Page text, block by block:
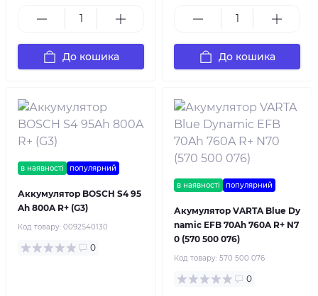
До кошика До кошика
в наявності популярний
Аккумулятор BOSCH S4 95
Ah 800A R+ (G3)
Код товару: 0092S40130
0
в наявності популярний
Акумулятор VARTA Blue Dy
namic EFB 70Ah 760A R+ N7
0 (570 500 076)
Код товару: 570 500 076
0